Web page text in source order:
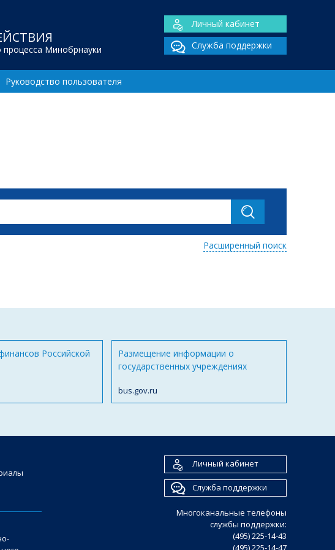
Минобрнауки
Личный кабинет
Служба поддержки
Руководство пользователя
Расширенный поиск
Российской
Размещение информации о
государственных учреждениях
bus.gov.ru
Личный кабинет
Служба поддержки
Многоканальные телефоны
службы поддержки:
(495) 225-14-43
(495) 225-14-47